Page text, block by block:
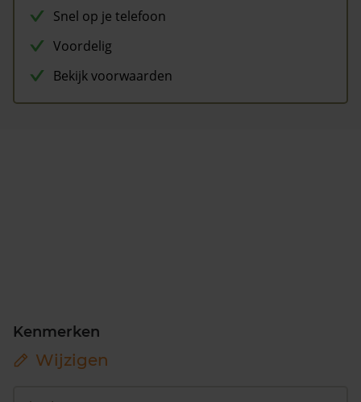
Snel op je telefoon
Voordelig
Bekijk voorwaarden
Kenmerken
Wijzigen